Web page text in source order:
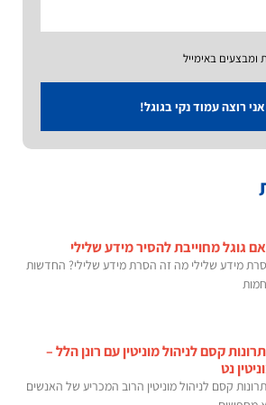
ומבצעים באימייל
אני רוצה עמוד נקי בגוגל!
גוגל מחוייבת להסיר מידע שלילי
מידע שלילי מה זה הסרת מידע שלילי? החדשות
קסם לניהול מוניטין עם רונן הלל –
נט
קסם לניהול מוניטין הרוב המכריע של האנשים